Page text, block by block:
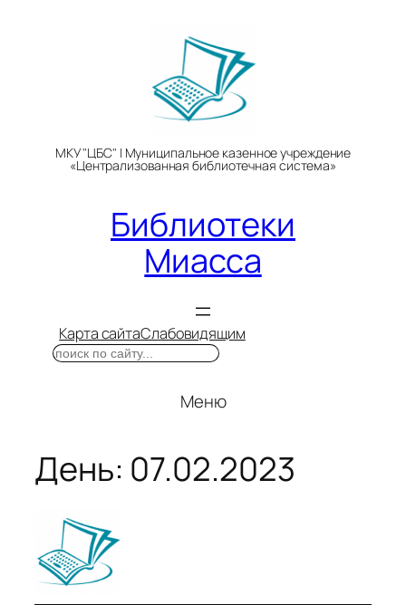
МКУ "ЦБС" | Муниципальное казенное учреждение
«Централизованная библиотечная система»
Библиотеки
Миасса
Карта сайтаСлабовидящим
Поиск
Меню
День: 07.02.2023